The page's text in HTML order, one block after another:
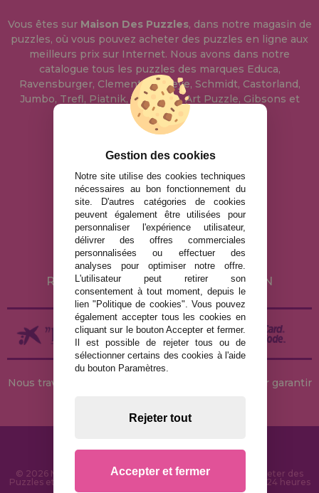
Vous êtes sur Maison Des Puzzles, dans notre magasin de
puzzles, où vous pouvez acheter des puzzles en ligne aux
meilleurs prix sur Internet. Nous avons dans notre
catalogue tous les puzzles des marques Educa,
Ravensburger, Clementoni, Heye, Schmidt, Castorland,
Jumbo, Trefl, Piatnik, Anatolian, Art Puzzle, Gibsons et
bien d'autres.
info@maisondespuzzles.fr
MENTIONS LÉGALES
POLITIQUE DE CONFIDENTIALITÉ
POLITIQUE DE COOKIES
LIVRAISON ET RETOUR
RETOURS / DROIT DE RÉTRACTATION
Nous travaillons avec des stocks permanents pour garantir
© 2026 MaisonDesPuzzles.fr - Boutique en ligne pour acheter des
Puzzles et des Casse-têtes sur Internet. Livraison rapide en 24 heures
et sécurité SSL
Gestion des cookies
Notre site utilise des cookies techniques
nécessaires au bon fonctionnement du
site. D'autres catégories de cookies
peuvent également être utilisées pour
personnaliser l'expérience utilisateur,
délivrer des offres commerciales
personnalisées ou effectuer des
analyses pour optimiser notre offre.
L'utilisateur peut retirer son
consentement à tout moment, depuis le
lien "Politique de cookies". Vous pouvez
également accepter tous les cookies en
cliquant sur le bouton Accepter et fermer.
Il est possible de rejeter tous ou de
sélectionner certains des cookies à l'aide
du bouton Paramètres.
Rejeter tout
Accepter et fermer